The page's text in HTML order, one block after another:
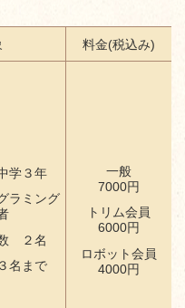
料金(税込み)
学３年
ラミング
２名
名まで
一般
7000円
トリム会員
6000円
ロボット会員
4000円